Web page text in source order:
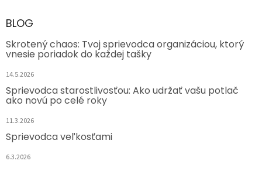
BLOG
Skrotený chaos: Tvoj sprievodca organizáciou, ktorý
vnesie poriadok do každej tašky
14.5.2026
Sprievodca starostlivosťou: Ako udržať vašu potlač
ako novú po celé roky
11.3.2026
Sprievodca veľkosťami
6.3.2026